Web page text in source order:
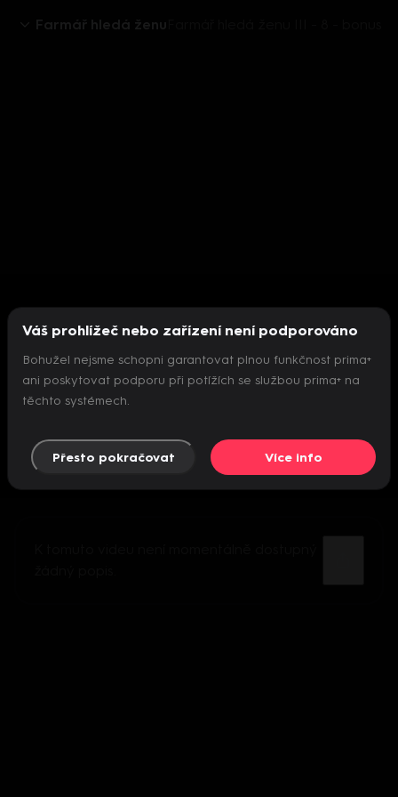
Farmář hledá ženu
Nepodařilo se inicializovat přehrávač
Váš prohlížeč nebo zařízení není podporováno
Bohužel nejsme schopni garantovat plnou funkčnost prima+
ani poskytovat podporu při potížích se službou prima+ na
těchto systémech.
Přesto pokračovat Více info